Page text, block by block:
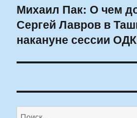
Следующая
запись:
Михаил Пак: О чем
Сергей Лавров в
накануне сессии
Искать: